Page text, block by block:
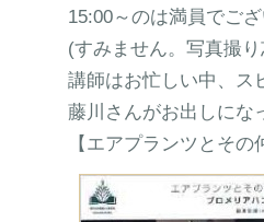
15:00～のは満員でご
(すみません。写真撮
講師はお忙しい中、ス
藤川さんがお出しにな
【エアプランツとそ